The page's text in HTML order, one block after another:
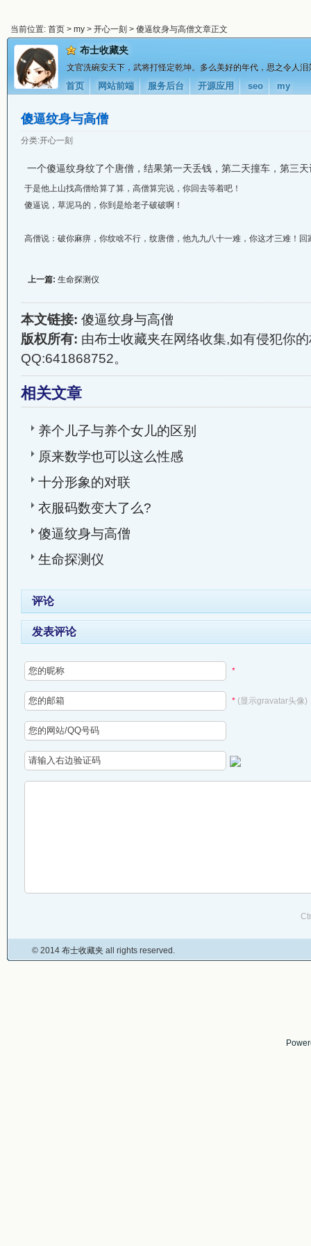
当前位置: 首页 > my > 开心一刻 > 傻逼纹身与高僧文章正文
布士收藏夹
文官洗碗安天下，武将打怪定乾坤。多么美好的年代，思之令人泪
首页 网站前端 服务后台 开源应用 seo my
傻逼纹身与高僧
分类:开心一刻
一个傻逼纹身纹了个唐僧，结果第一天丢钱，第二天撞车，第三
于是他上山找高僧给算了算，高僧算完说，你回去等着吧！
傻逼说，草泥马的，你到是给老子破破啊！
高僧说：破你麻痹，你纹啥不行，纹唐僧，他九九八十一难，你这才三难！回
上一篇: 生命探测仪
本文链接: 傻逼纹身与高僧
版权所有: 由布士收藏夹在网络收集,如有侵犯你
QQ:641868752。
相关文章
养个儿子与养个女儿的区别
原来数学也可以这么性感
十分形象的对联
衣服码数变大了么?
傻逼纹身与高僧
生命探测仪
评论
发表评论
*
* (显示gravatar头像)
© 2014 布士收藏夹 all rights reserved.